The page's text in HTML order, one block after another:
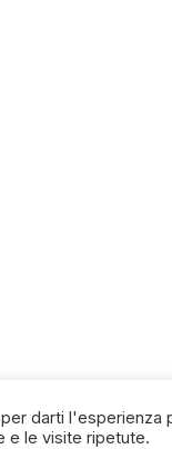
darti l'esperienza
e le visite ripetute.